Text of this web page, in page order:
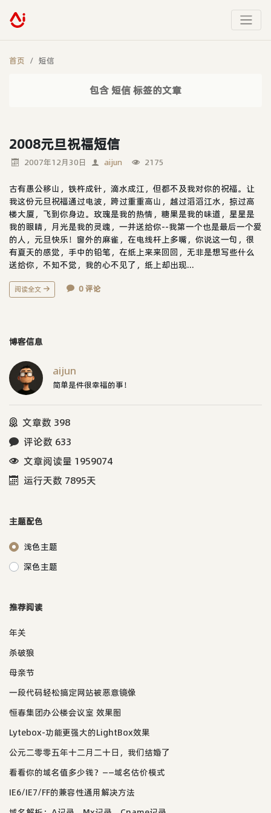
首页 短信
包含 短信 标签的文章
2008元旦祝福短信
2007年12月30日 aijun 2175
古有愚公移山，铁杵成针，滴水成江，但都不及我对你的祝福。让
我这份元旦祝福通过电波，跨过重重高山，越过滔滔江水，掠过高
楼大厦，飞到你身边。玫瑰是我的热情，糖果是我的味道，星星是
我的眼睛，月光是我的灵魂，一并送给你--我第一个也是最后一个爱
的人，元旦快乐！窗外的麻雀，在电线杆上多嘴，你说这一句，很
有夏天的感觉，手中的铅笔，在纸上来来回回，无非是想写些什么
送给你，不知不觉，我的心不见了，纸上却出现...
阅读全文 0 评论
博客信息
aijun
简单是件很幸福的事！
文章数 398
评论数 633
文章阅读量 1959074
运行天数 7895天
主题配色
浅色主题
深色主题
推荐阅读
年关
杀破狼
母亲节
一段代码轻松搞定网站被恶意镜像
恒春集团办公楼会议室 效果图
Lytebox-功能更强大的LightBox效果
公元二零零五年十二月二十日，我们结婚了
看看你的域名值多少钱？——域名估价模式
IE6/IE7/FF的兼容性通用解决方法